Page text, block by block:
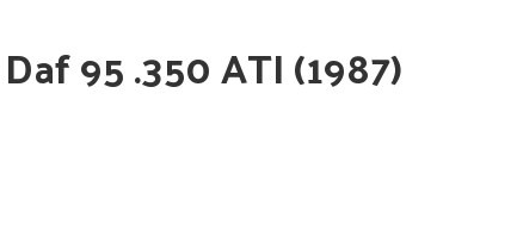
95 .350 ATI (1987)